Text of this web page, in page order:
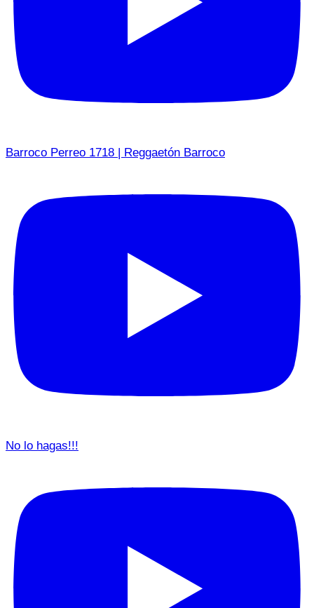
Barroco Perreo 1718 | Reggaetón Barroco
No lo hagas!!!